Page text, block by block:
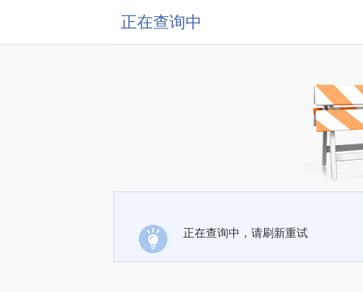
正在查询中
正在查询中，请刷新重试